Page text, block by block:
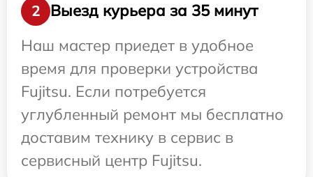
2
Выезд курьера за 35 минут
Наш мастер приедет в удобное
время для проверки устройства
Fujitsu. Если потребуется
углубленный ремонт мы бесплатно
доставим технику в сервис в
сервисный центр Fujitsu.